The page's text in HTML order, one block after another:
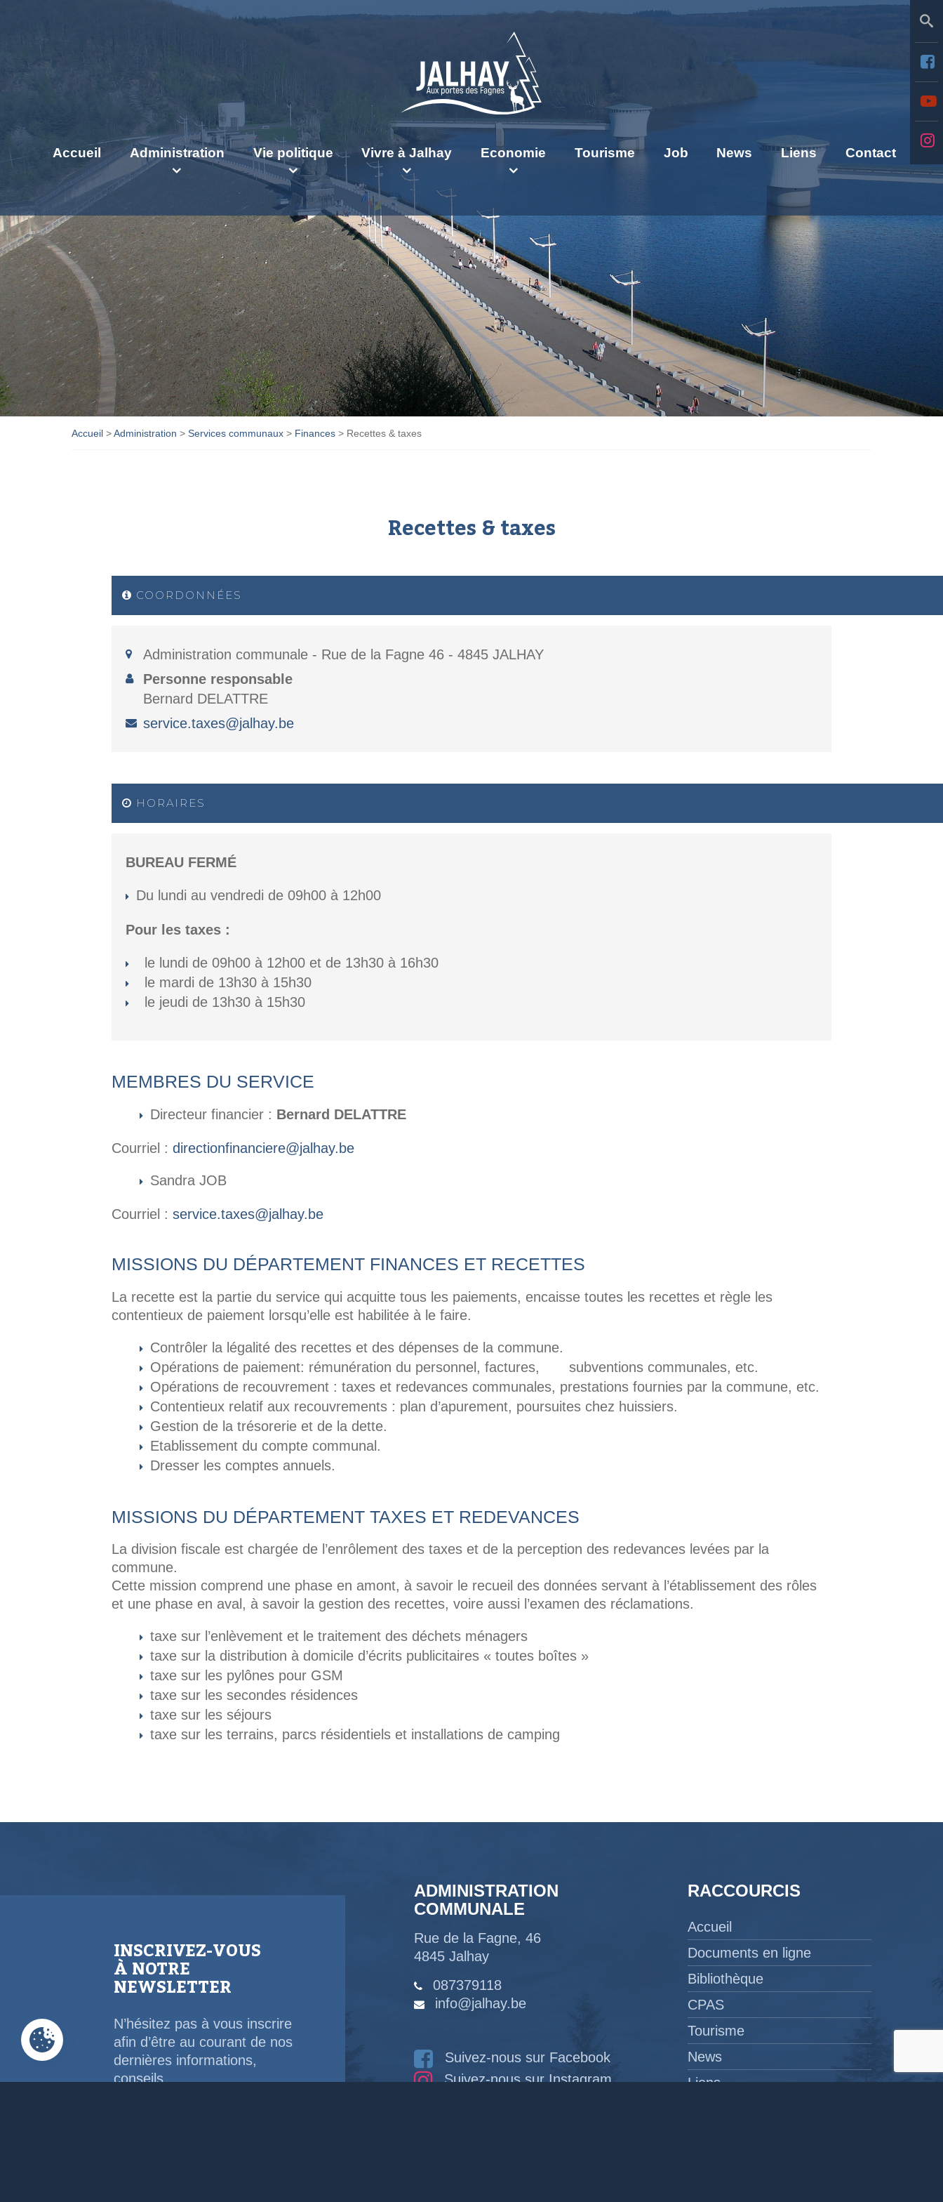
Accueil Administration Vie politique Vivre à Jalhay Economie Tourisme Job News Liens Contact
Accueil >Administration > Services communaux > Finances > Recettes & taxes
Recettes & taxes
COORDONNÉES
Administration communale - Rue de la Fagne 46 - 4845 JALHAY
Personne responsable
Bernard DELATTRE
service.taxes@jalhay.be
HORAIRES
BUREAU FERMÉ
Du lundi au vendredi de 09h00 à 12h00
Pour les taxes :
le lundi de 09h00 à 12h00 et de 13h30 à 16h30
le mardi de 13h30 à 15h30
le jeudi de 13h30 à 15h30
MEMBRES DU SERVICE
Directeur financier : Bernard DELATTRE
Courriel : directionfinanciere@jalhay.be
Sandra JOB
Courriel : service.taxes@jalhay.be
MISSIONS DU DÉPARTEMENT FINANCES ET RECETTES
La recette est la partie du service qui acquitte tous les paiements, encaisse toutes les recettes et règle les
contentieux de paiement lorsqu’elle est habilitée à le faire.
Contrôler la légalité des recettes et des dépenses de la commune.
Opérations de paiement: rémunération du personnel, factures, subventions communales, etc.
Opérations de recouvrement : taxes et redevances communales, prestations fournies par la commune, etc.
Contentieux relatif aux recouvrements : plan d’apurement, poursuites chez huissiers.
Gestion de la trésorerie et de la dette.
Etablissement du compte communal.
Dresser les comptes annuels.
MISSIONS DU DÉPARTEMENT TAXES ET REDEVANCES
La division fiscale est chargée de l’enrôlement des taxes et de la perception des redevances levées par la
commune.
Cette mission comprend une phase en amont, à savoir le recueil des données servant à l’établissement des rôles
et une phase en aval, à savoir la gestion des recettes, voire aussi l’examen des réclamations.
taxe sur l’enlèvement et le traitement des déchets ménagers
taxe sur la distribution à domicile d’écrits publicitaires « toutes boîtes »
taxe sur les pylônes pour GSM
taxe sur les secondes résidences
taxe sur les séjours
taxe sur les terrains, parcs résidentiels et installations de camping
INSCRIVEZ-VOUS
À NOTRE
NEWSLETTER
N’hésitez pas à vous inscrire
afin d’être au courant de nos
dernières informations,
conseils,...
ADMINISTRATION
COMMUNALE
Rue de la Fagne, 46
4845 Jalhay
087379118
info@jalhay.be
Suivez-nous sur Facebook
Suivez-nous sur Instagram
RACCOURCIS
Accueil
Documents en ligne
Bibliothèque
CPAS
Tourisme
News
Liens